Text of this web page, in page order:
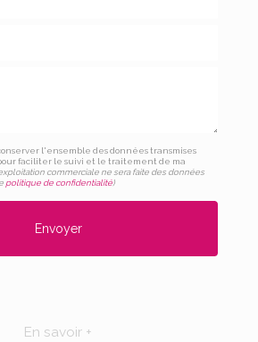
l'ensemble des données transmises
faciliter le suivi et le traitement de ma
commerciale ne sera faite des données
politique de confidentialité)
En savoir +